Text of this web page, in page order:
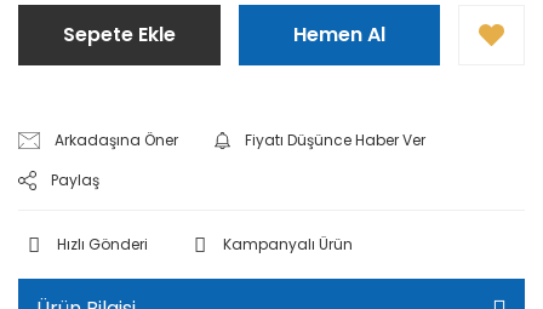
Sepete Ekle Hemen Al
Arkadaşına Öner
Fiyatı Düşünce Haber Ver
Paylaş
Hızlı Gönderi Kampanyalı Ürün